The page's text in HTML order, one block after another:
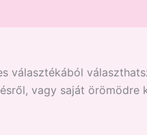
választékából
vagy saját örömödre